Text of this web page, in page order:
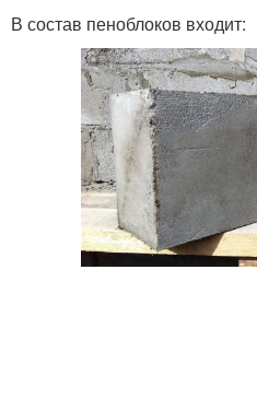
В состав пеноблоков входит: